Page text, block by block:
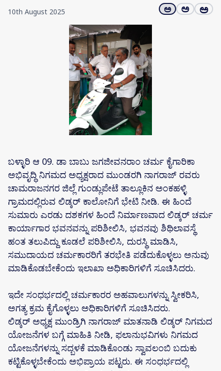
10th August 2025 ಅ ಅ ಅ
ಬಳ್ಳಾರಿ ಆ 09. ಡಾ ಬಾಬು ಜಗಜೀವನರಾಂ ಚರ್ಮ ಕೈಗಾರಿಕಾ
ಅಭಿವೃದ್ಧಿ ನಿಗಮದ ಅಧ್ಯಕ್ಷರಾದ ಮುಂಡರಗಿ ನಾಗರಾಜ್ ರವರು
ಚಾಮರಾಜನಗರ ಜಿಲ್ಲೆ ಗುಂಡ್ಲುಪೇಟೆ ತಾಲ್ಲೂಕಿನ ಅಂಕಹಳ್ಳಿ
ಗ್ರಾಮದಲ್ಲಿರುವ ಲಿಡ್ಕರ್ ಕಾಲೋನಿಗೆ ಭೇಟಿ ನೀಡಿ. ಈ ಹಿಂದೆ
ಸುಮಾರು ಎರಡು ದಶಕಗಳ ಹಿಂದೆ ನಿರ್ಮಾಣವಾದ ಲಿಡ್ಕರ್ ಚರ್ಮ
ಕಾರ್ಯಾಗಾರ ಭವನವನ್ನು ಪರಿಶೀಲಿಸಿ, ಭವನವು ಶಿಥಿಲಾವಸ್ಥೆ
ಹಂತ ತಲುಪಿದ್ದು ಕೂಡಲೆ ಪರಿಶೀಲಿಸಿ, ದುರಸ್ಥಿ ಮಾಡಿಸಿ,
ಸಮುದಾಯದ ಚರ್ಮಕಾರರಿಗೆ ತರಭೇತಿ ಪಡೆದುಕೊಳ್ಳಲು ಅನುವು
ಮಾಡಿಕೊಡಬೇಕೆಂದು ಇಲಾಖಾ ಅಧಿಕಾರಿಗಳಿಗೆ ಸೂಚಿಸಿದರು.
ಇದೇ ಸಂಧರ್ಭದಲ್ಲಿ ಚರ್ಮಕಾರರ ಅಹವಾಲುಗಳನ್ನು ಸ್ವೀಕರಿಸಿ,
ಅಗತ್ಯ ಕ್ರಮ ಕೈಗೊಳ್ಳಲು ಅಧಿಕಾರಿಗಳಿಗೆ ಸೂಚಿಸಿದರು.
ಲಿಡ್ಕರ್ ಅಧ್ಯಕ್ಷ ಮುಂಡ್ರಿಗಿ ನಾಗರಾಜ್ ಮಾತನಾಡಿ ಲಿಡ್ಕರ್ ನಿಗಮದ
ಯೋಜನೆಗಳ ಬಗ್ಗೆ ಮಾಹಿತಿ ನೀಡಿ, ಫಲಾನುಭವಿಗಳು ನಿಗಮದ
ಯೋಜನೆಗಳನ್ನು ಸದ್ಬಳಕೆ ಮಾಡಿಕೊಂಡು ಸ್ವಾವಲಂಬಿ ಬದುಕು
ಕಟ್ಟಿಕೊಳ್ಳಬೇಕೆಂದು ಅಭಿಪ್ರಾಯ ಪಟ್ಟರು. ಈ ಸಂಧರ್ಭದಲ್ಲಿ